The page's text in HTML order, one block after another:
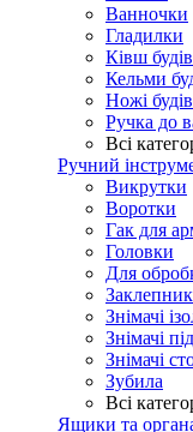
Ванночки
Гладилки
Ківш
Кельми
Ножі
Ручка до
Всі
Ручний
Викрутки
Воротки
Гак для
Головки
Для
Знімачі
Знімачі
Знімачі
Зубила
Всі
Ящики та